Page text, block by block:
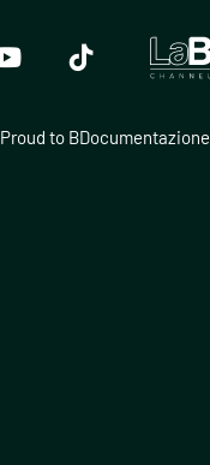
Proud to BDocumentazione